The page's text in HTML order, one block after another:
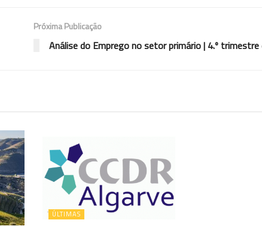
Próxima Publicação
Análise do Emprego no setor primário | 4.º
ÚLTIMAS